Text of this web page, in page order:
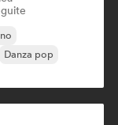
Danza pop